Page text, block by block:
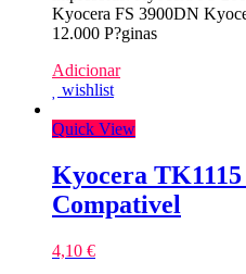
Kyocera FS 3900DN
12.000 P?ginas
Adicionar
wishlist
Quick View
Kyocera
Compativel
4,10 €